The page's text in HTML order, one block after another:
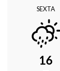
SEXTA
16